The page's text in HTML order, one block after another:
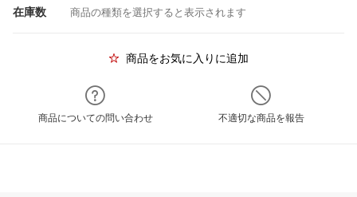
在庫数 商品の種類を選択すると表示されます
商品をお気に入りに追加
商品についての問い合わせ 不適切な商品を報告